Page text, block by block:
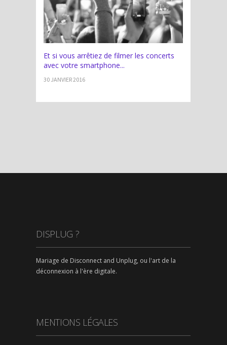
Et si vous arrêtiez de filmer les concerts
avec votre smartphone...
30 JANVIER 2016
DISPLUG ?
Mariage de Disconnect and Unplug, ou l'art de la
déconnexion à l'ère digitale.
MENTIONS LÉGALES